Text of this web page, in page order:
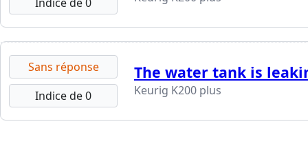
Sans réponse
Indice de 0
The water tank is
Keurig K200 plus